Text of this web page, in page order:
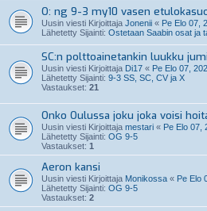
O: ng 9-3 my10 vasen
Uusin viesti Kirjoittaja Jonenii « Pe Elo 07,
Lähetetty Sijainti: Ostetaan Saabin osat ja
SC:n polttoainetankin luukku
Uusin viesti Kirjoittaja Di17 « Pe Elo 07,
Lähetetty Sijainti: 9-3 SS, SC, CV ja X
Vastaukset: 21
Onko Oulussa joku joka voisi
Uusin viesti Kirjoittaja mestari « Pe Elo 07,
Lähetetty Sijainti: OG 9-5
Vastaukset: 1
Aeron kansi
Uusin viesti Kirjoittaja Monikossa « Pe Elo
Lähetetty Sijainti: OG 9-5
Vastaukset: 2